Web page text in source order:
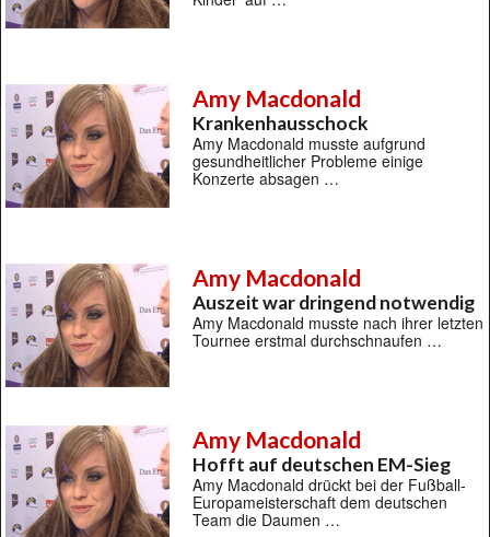
Amy Macdonald
Krankenhausschock
Amy Macdonald musste aufgrund
gesundheitlicher Probleme einige
Konzerte absagen …
Amy Macdonald
Auszeit war dringend notwendig
Amy Macdonald musste nach ihrer letzten
Tournee erstmal durchschnaufen …
Amy Macdonald
Hofft auf deutschen EM-Sieg
Amy Macdonald drückt bei der Fußball-
Europameisterschaft dem deutschen
Team die Daumen …